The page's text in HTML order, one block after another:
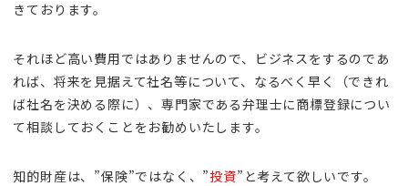
きております。
それほど高い費用ではありませんので、ビジネスをするのであ
れば、将来を見据えて社名等について、なるべく早く（できれ
ば社名を決める際に）、専門家である弁理士に商標登録につい
て相談しておくことをお勧めいたします。
知的財産は、”保険”ではなく、”投資”と考えて欲しいです。